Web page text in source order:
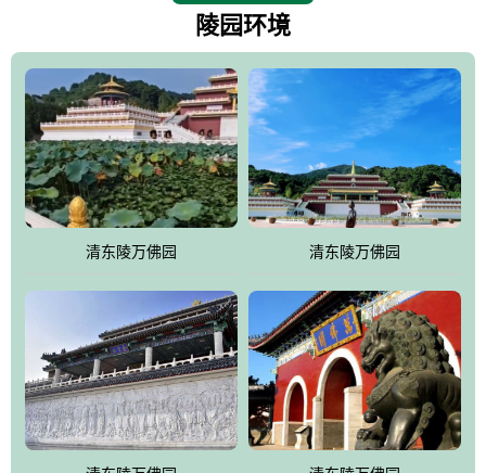
万佛园位于遵化市境内，座落在世界文化遗产清东陵地形墙内，地
形绝佳，地理位置优越，交通便利。公司以“建设全国顶级人生后花
园、打造佛教精品旅游圣地”为目标，以海外归侨、国内外知名人士
的墓地安葬、祭祀吊亡并结合旅游参观构成其主要使用功能；以苍
郁绚丽、优雅宜人的园林景观构成其外部形象。通过墓园建设与造
园手法相结合的默契操作，建成一处特色鲜明、服务周全、环境优
美、民族风格突出，与周边文物古迹交相呼应的极具吸引力的花园
式园林。
万佛园工程一期占地448亩，目前完成投资近12亿元人民币，园区采
用全仿古式建筑，寻求与世界文化遗产地清东陵的和谐统一，在园
区建设中寻求陵园建设与景区建设的有机融合，充分发挥独一无二
的地形优势，打造现代艺术园林，建设旅游景观、寺庙、酒店等综
合服务设施，服务于陵园经营，使企业的多元化经营项目相互依
托、相互促进，园区绿化覆盖率达90%。
设计建造各种墓地墓位3万个；主体建筑金宝塔，墓位容量8万个，
陵园环境
清东陵万佛园 清东陵万佛园